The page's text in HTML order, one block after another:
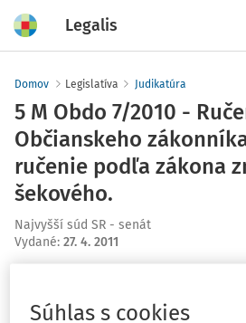
Legalis
Domov Legislatíva Judikatúra
5 M Obdo 7/2010 -
Občianskeho
ručenie podľa zákona
šekového.
Najvyšší súd SR - senát
Vydané: 27. 4. 2011
Súhlas s cookies